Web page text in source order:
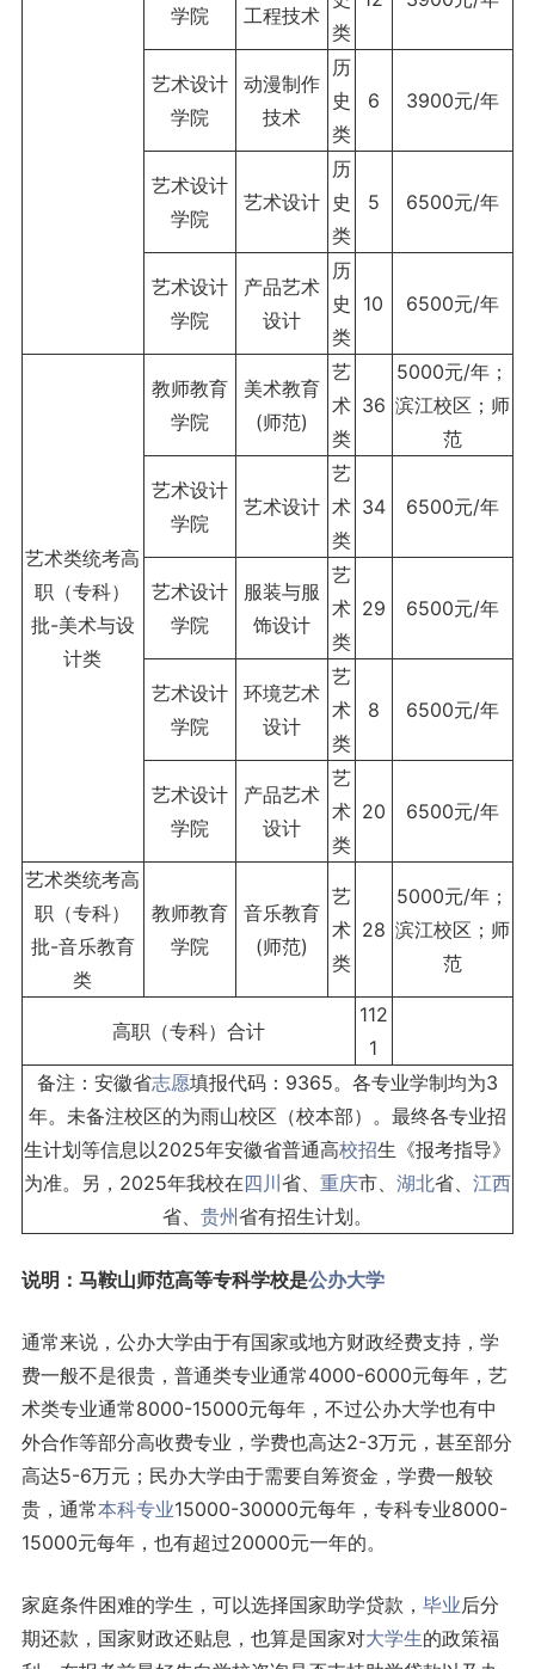
学院 工程技术
类
艺术设计
学院
动漫制作
技术
历
史
类
6 3900元/年
艺术设计
学院
艺术设计
历
史
类
5 6500元/年
艺术设计
学院
产品艺术
设计
历
史
类
10 6500元/年
艺术类统考高
职（专科）
批-美术与设
计类
教师教育
学院
美术教育
(师范)
艺
术
类
36
5000元/年；
滨江校区；师
范
艺术设计
学院
艺术设计
艺
术
类
34 6500元/年
艺术设计
学院
服装与服
饰设计
艺
术
类
29 6500元/年
艺术设计
学院
环境艺术
设计
艺
术
类
8 6500元/年
艺术设计
学院
产品艺术
设计
艺
术
类
20 6500元/年
艺术类统考高
职（专科）
批-音乐教育
类
教师教育
学院
音乐教育
(师范)
艺
术
类
28
5000元/年；
滨江校区；师
范
高职（专科）合计
112
1
备注：安徽省志愿填报代码：9365。各专业学制均为3
年。未备注校区的为雨山校区（校本部）。最终各专业招
生计划等信息以2025年安徽省普通高校招生《报考指导》
为准。另，2025年我校在四川 省、 重庆市、 湖北省、 江西
省、 贵州省有招生计划。
说明：马鞍山师范高等专科学校是公办大学
通常来说，公办大学由于有国家或地方财政经费支持，学
费一般不是很贵，普通类专业通常4000-6000元每年，艺
术类专业通常8000-15000元每年，不过公办大学也有中
外合作等部分高收费专业，学费也高达2-3万元，甚至部分
高达5-6万元；民办大学由于需要自筹资金，学费一般较
贵，通常本科专业15000-30000元每年，专科专业8000-
15000元每年，也有超过20000元一年的。
家庭条件困难的学生，可以选择国家助学贷款， 毕业后分
期还款，国家财政还贴息，也算是国家对大学生的政策福